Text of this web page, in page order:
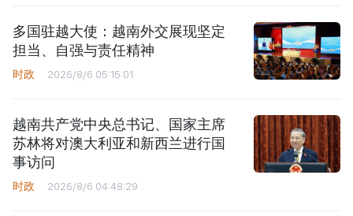
多国驻越大使：越南外交展现坚定
担当、自强与责任精神
时政 2026/8/6 05:15:01
越南共产党中央总书记、国家主席
苏林将对澳大利亚和新西兰进行国
事访问
时政 2026/8/6 04:48:29